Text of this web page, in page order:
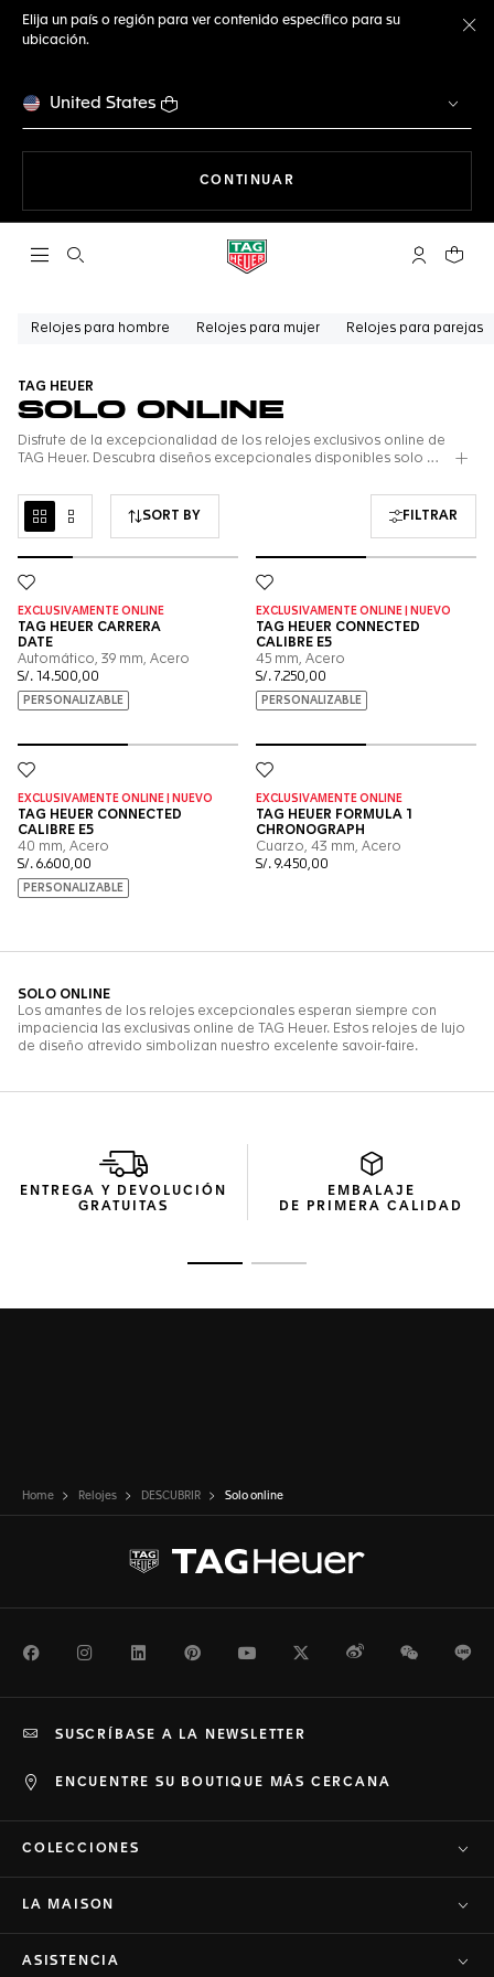
Elija un país o región para ver contenido específico para su
ubicación.
United States
CONTINUAR
Abrir el menú de búsqueda Cuenta Mi
Su
ENTREGA Y DEVOLUCIÓN
GRATUITAS
EMBALAJE
DE PRIMERA CALIDAD
Home Relojes DESCUBRIR Solo online
FacebookInstagramLinkedInPinterestYoutubeTwitterWeiboWeChat
ENCUENTRE SU BOUTIQUE MÁS CERCANA
SUSCRÍBASE A LA NEWSLETTER
COLECCIONES
LA MAISON
ASISTENCIA